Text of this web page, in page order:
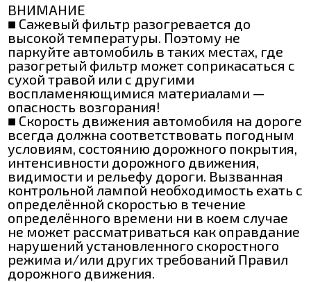
ВНИМАНИЕ
■ Сажевый фильтр разогревается до
высокой температуры. Поэтому не
паркуйте автомобиль в таких местах, где
разогретый фильтр может соприкасаться с
сухой травой или с другими
воспламеняющимися материалами —
опасность возгорания!
■ Скорость движения автомобиля на дороге
всегда должна соответствовать погодным
условиям, состоянию дорожного покрытия,
интенсивности дорожного движения,
видимости и рельефу дороги. Вызванная
контрольной лампой необходимость ехать с
определённой скоростью в течение
определённого времени ни в коем случае
не может рассматриваться как оправдание
нарушений установленного скоростного
режима и/или других требований Правил
дорожного движения.